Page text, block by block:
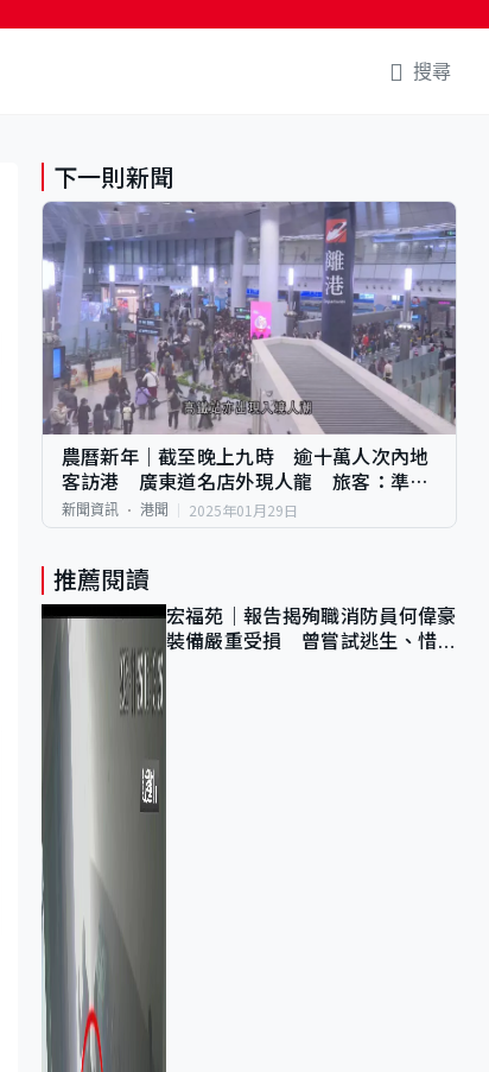
搜尋
下一則新聞
農曆新年｜截至晚上九時 逾十萬人次內地
客訪港 廣東道名店外現人龍 旅客：準備
花幾萬塊
新聞資訊 港聞 2025年01月29日
推薦閱讀
宏福苑｜報告揭殉職消防員何偉豪
裝備嚴重受損 曾嘗試逃生、惜別